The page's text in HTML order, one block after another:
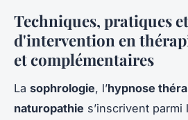
Techniques, pratiques
d'intervention en
et complémentaires
La sophrologie, l’hypnose
naturopathie s’inscrivent